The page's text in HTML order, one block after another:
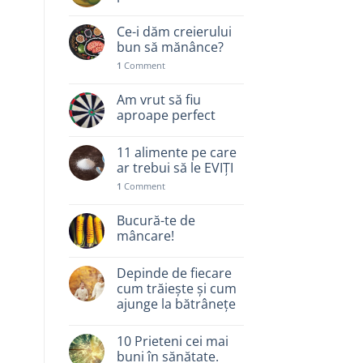
Ce-i dăm creierului
bun să mănânce?
1 Comment
Am vrut să fiu
aproape perfect
11 alimente pe care
ar trebui să le EVIȚI
1 Comment
Bucură-te de
mâncare!
Depinde de fiecare
cum trăiește și cum
ajunge la bătrânețe
10 Prieteni cei mai
buni în sănătate.